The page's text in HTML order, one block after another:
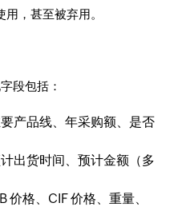
，甚至被弃用。
段包括：
产品线、年采购额、是否
出货时间、预计金额（多
价格、CIF 价格、重量、